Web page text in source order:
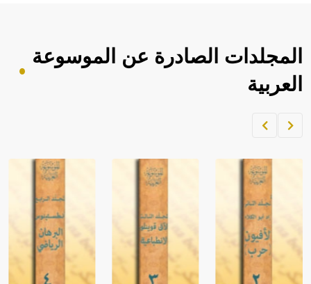
المجلدات الصادرة عن الموسوعة
العربية